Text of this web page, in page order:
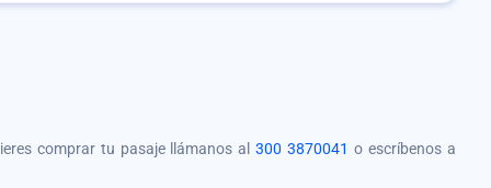
comprar tu pasaje llámanos al300 3870041 o escríbenos a